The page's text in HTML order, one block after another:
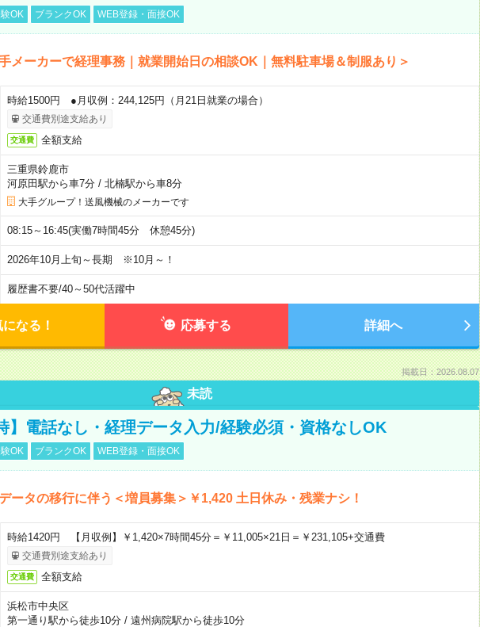
OK ブランクOK WEB登録・面接OK
メーカーで経理事務｜就業開始日の相談OK｜無料駐車場＆制服あり＞
時給1500円 ●月収例：244,125円（月21日就業の場合）
交通費別途支給あり
交通費 全額支給
三重県鈴鹿市
河原田駅から車7分/ 北楠駅から車8分
大手グループ！送風機械のメーカーです
08:15～16:45(実働7時間45分 休憩45分)
2026年10月上旬～長期 ※10月～！
履歴書不要/40～50代活躍中
になる！ 応募する 詳細へ
掲載日：2026.08.07
未読
】電話なし・経理データ入力/経験必須・資格なしOK
OK ブランクOK WEB登録・面接OK
ータの移行に伴う＜増員募集＞￥1,420 土日休み・残業ナシ！
時給1420円 【月収例】￥1,420×7時間45分＝￥11,005×21日＝￥231,105+交通費
交通費別途支給あり
交通費 全額支給
浜松市中央区
第一通り駅から徒歩10分/ 遠州病院駅から徒歩10分